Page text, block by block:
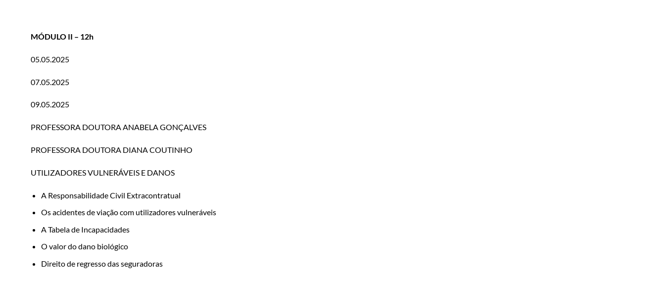
MÓDULO II – 12h
05.05.2025
07.05.2025
09.05.2025
PROFESSORA DOUTORA ANABELA GONÇALVES
PROFESSORA DOUTORA DIANA COUTINHO
UTILIZADORES VULNERÁVEIS E DANOS
A Responsabilidade Civil Extracontratual
Os acidentes de viação com utilizadores vulneráveis
A Tabela de Incapacidades
O valor do dano biológico
Direito de regresso das seguradoras